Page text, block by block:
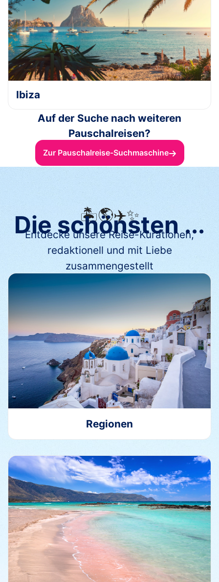
Ibiza
Auf der Suche nach weiteren
Pauschalreisen?
Zur Pauschalreise-Suchmaschine
🏝️🌎✈️✨
Die schönsten ...
Entdecke unsere Reise-Kurationen,
redaktionell und mit Liebe
zusammengestellt
Regionen